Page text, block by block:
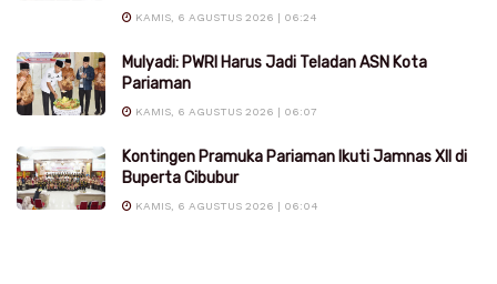
KAMIS, 6 AGUSTUS 2026 | 06:24
Mulyadi: PWRI Harus Jadi Teladan ASN Kota
Pariaman
KAMIS, 6 AGUSTUS 2026 | 06:07
Kontingen Pramuka Pariaman Ikuti Jamnas XII di
Buperta Cibubur
KAMIS, 6 AGUSTUS 2026 | 06:04